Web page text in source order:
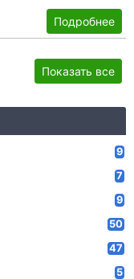
9
7
9
50
47
5
Подробнее
Показать все